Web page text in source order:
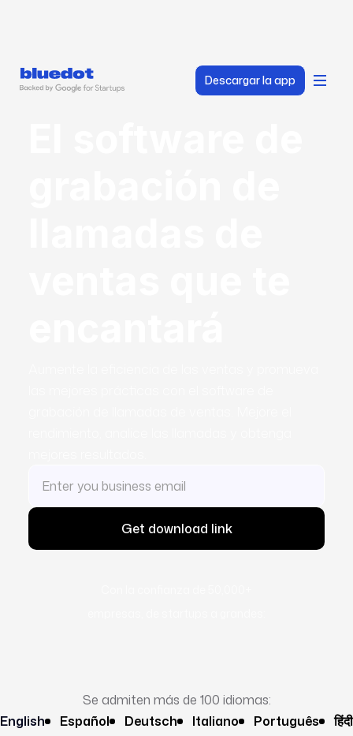
Descargar la app
Se admiten más de 100 idiomas:
English
Español Deutsch Italiano Português हिंदी